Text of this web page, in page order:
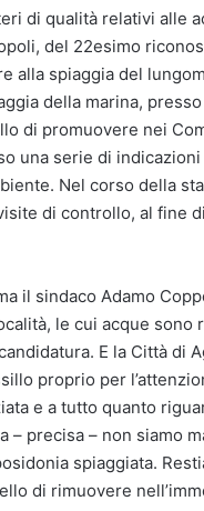
di qualità relativi alle
del 22esimo
alla spiaggia del
della marina,
di promuovere nei
una serie di
Nel corso della
di controllo, al fine
il sindaco Adamo
le cui acque
E la Città di
proprio per
e a tutto quanto
– precisa – non siamo
spiaggiata.
di rimuovere